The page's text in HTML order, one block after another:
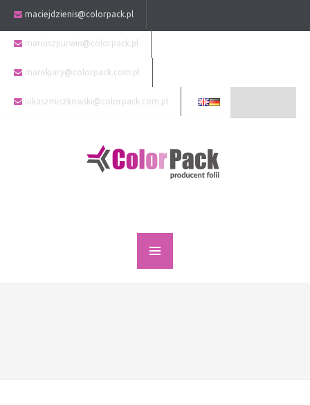
maciejdzienis@colorpack.pl
mariuszpurwin@colorpack.pl
marekjary@colorpack.com.pl
lukaszmiszkowski@colorpack.com.pl